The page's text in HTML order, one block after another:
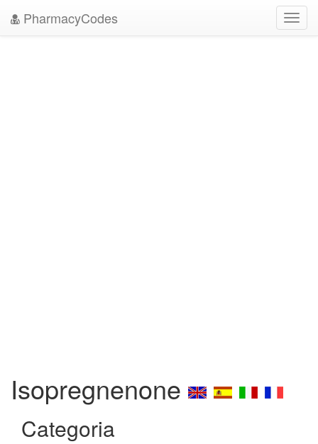
PharmacyCodes
Isopregnenone
Categoria